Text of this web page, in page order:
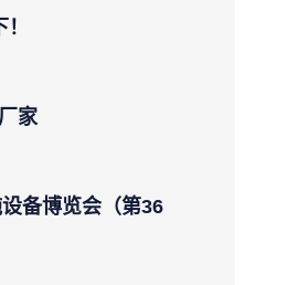
家
备博览会（第36